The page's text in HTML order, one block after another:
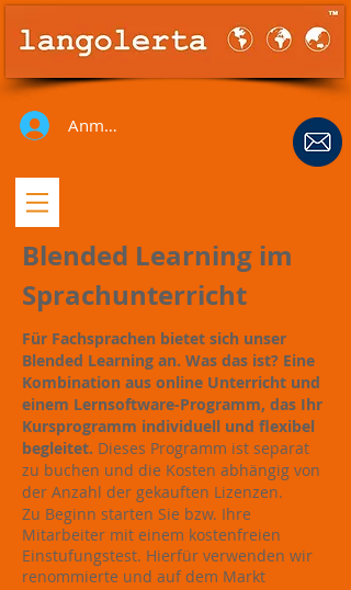
Anmelden
Blended Learning im
Sprachunterricht
Für Fachsprachen bietet sich unser
Blended Learning an. Was das ist? Eine
Kombination aus online Unterricht und
einem Lernsoftware-Programm, das Ihr
Kursprogramm individuell und flexibel
begleitet. Dieses Programm ist separat
zu buchen und die Kosten abhängig von
der Anzahl der gekauften Lizenzen.
Zu Beginn starten Sie bzw. Ihre
Mitarbeiter mit einem kostenfreien
Einstufungstest. Hierfür verwenden wir
renommierte und auf dem Markt